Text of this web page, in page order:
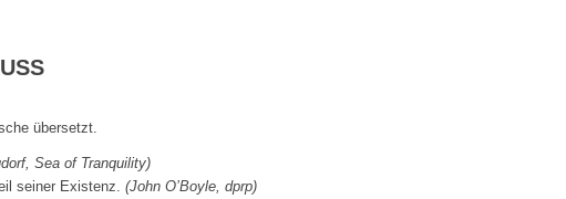
übersetzt.
Sea of Tranquility)
seiner Existenz. (John O’Boyle, dprp)